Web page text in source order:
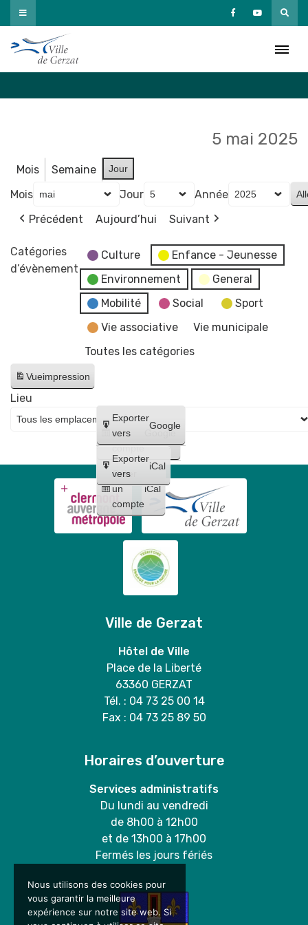
Passer
au
contenu
5 mai 2025
Mois Semaine Jour
Mois Jour
Année
Précédent
Aujourd’hui Suivant
Catégories
d’évènement
Culture
Enfance - Jeunesse
Environnement
General
Mobilité
Social
Sport
Vie associative
Vie municipale
Toutes les catégories
Vueimpression
Créer
un
compte
Google
Créer
un
compte
iCal
Exporter
vers
Google
Exporter
vers
iCal
Lieu
Ville de Gerzat
Hôtel de Ville
Place de la Liberté
63360 GERZAT
Tél. : 04 73 25 00 14
Fax : 04 73 25 89 50
Horaires d’ouverture
Services administratifs
Du lundi au vendredi
de 8h00 à 12h00
et de 13h00 à 17h00
Fermés les jours fériés
Nous utilisons des cookies pour
vous garantir la meilleure
expérience sur notre site web. Si